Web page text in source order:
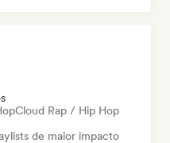
Cloud Rap / Hip Hop
de maior impacto